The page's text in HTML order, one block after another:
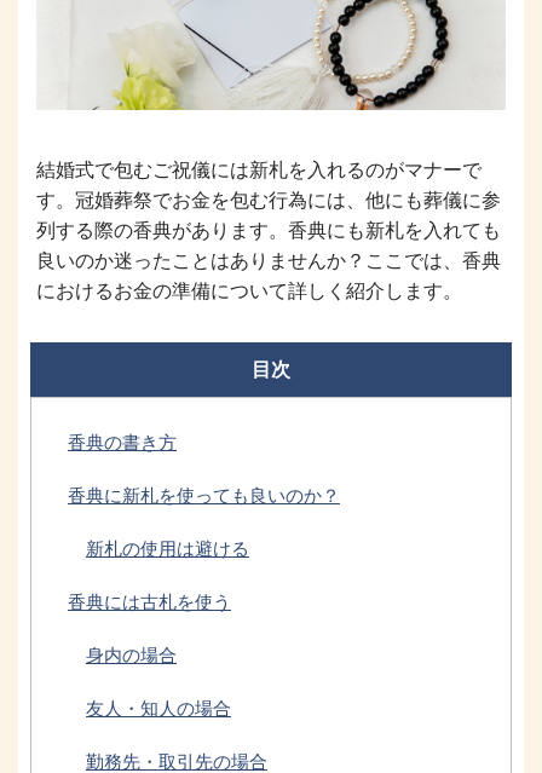
結婚式で包むご祝儀には新札を入れるのがマナーで
す。冠婚葬祭でお金を包む行為には、他にも葬儀に参
列する際の香典があります。香典にも新札を入れても
良いのか迷ったことはありませんか？ここでは、香典
におけるお金の準備について詳しく紹介します。
目次
香典の書き方
香典に新札を使っても良いのか？
新札の使用は避ける
香典には古札を使う
身内の場合
友人・知人の場合
勤務先・取引先の場合